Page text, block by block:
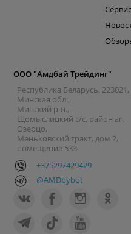
ООО "Амдбай Трейдинг"
Республика Беларусь, 223021,
Минская обл.,
Минский р-н.,
Щомыслицкий с/с, район аг.
Озерцо,
Меньковский тракт, дом 2,
помещение 533
+375297429429
@AMDbybot